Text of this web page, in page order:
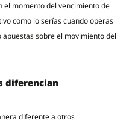
el momento del vencimiento de
como lo serías cuando operas
sobre el movimiento del
diferencian
diferente a otros